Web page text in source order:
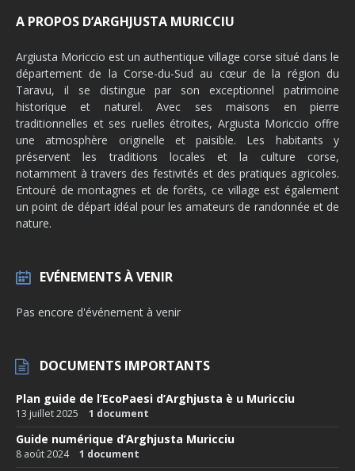
A PROPOS D’ARGHJUSTA MURICCIU
Argiusta Moriccio est un authentique village corse situé dans le
département de la Corse-du-Sud au cœur de la région du
Taravu, il se distingue par son exceptionnel patrimoine
historique et naturel. Avec ses maisons en pierre
traditionnelles et ses ruelles étroites, Argiusta Moriccio offre
une atmosphère originelle et paisible. Les habitants y
préservent les traditions locales et la culture corse,
notamment à travers des festivités et des pratiques agricoles.
Entouré de montagnes et de forêts, ce village est également
un point de départ idéal pour les amateurs de randonnée et de
nature.
EVÉNEMENTS À VENIR
Pas encore d'événement à venir
DOCUMENTS IMPORTANTS
Plan guide de l’EcoPaesi d’Arghjusta è u Muricciu
13 juillet 2025 1 document
Guide numérique d’Arghjusta Muricciu
8 août 2024 1 document